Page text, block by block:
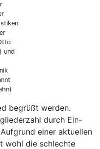
und
begrüßt werden.
durch Ein-
einer aktuellen
wohl die schlechte